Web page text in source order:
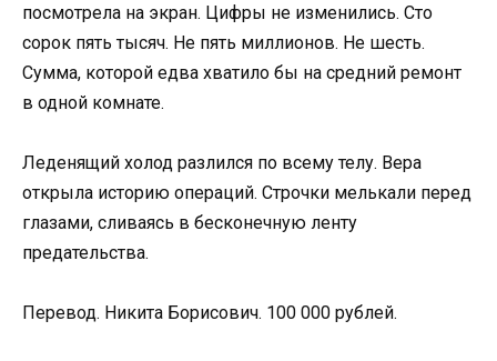
посмотрела на экран. Цифры не изменились. Сто
сорок пять тысяч. Не пять миллионов. Не шесть.
Сумма, которой едва хватило бы на средний ремонт
в одной комнате.
Леденящий холод разлился по всему телу. Вера
открыла историю операций. Строчки мелькали перед
глазами, сливаясь в бесконечную ленту
предательства.
Перевод. Никита Борисович. 100 000 рублей.